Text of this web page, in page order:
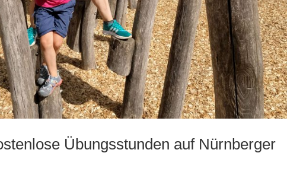
Übungsstunden auf Nürnberger